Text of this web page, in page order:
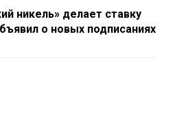
никель» делает ставку
о новых подписаниях